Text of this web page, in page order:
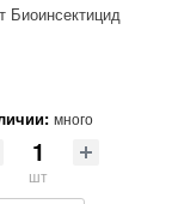
Биоинсектицид
много
шт